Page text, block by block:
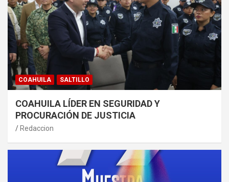
COAHUILA SALTILLO
COAHUILA LÍDER EN SEGURIDAD Y
PROCURACIÓN DE JUSTICIA
Redaccion